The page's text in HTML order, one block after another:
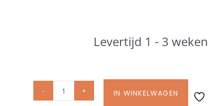
Glatz parasoldoeken
Levertijd 1 - 3 weken
Umbrosa
IN WINKELWAGEN